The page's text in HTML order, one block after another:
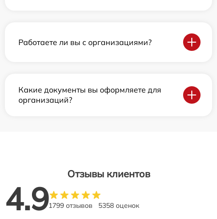
Работаете ли вы с организациями?
Какие документы вы оформляете для
организаций?
Отзывы клиентов
4.91799 отзывов 5358 оценок